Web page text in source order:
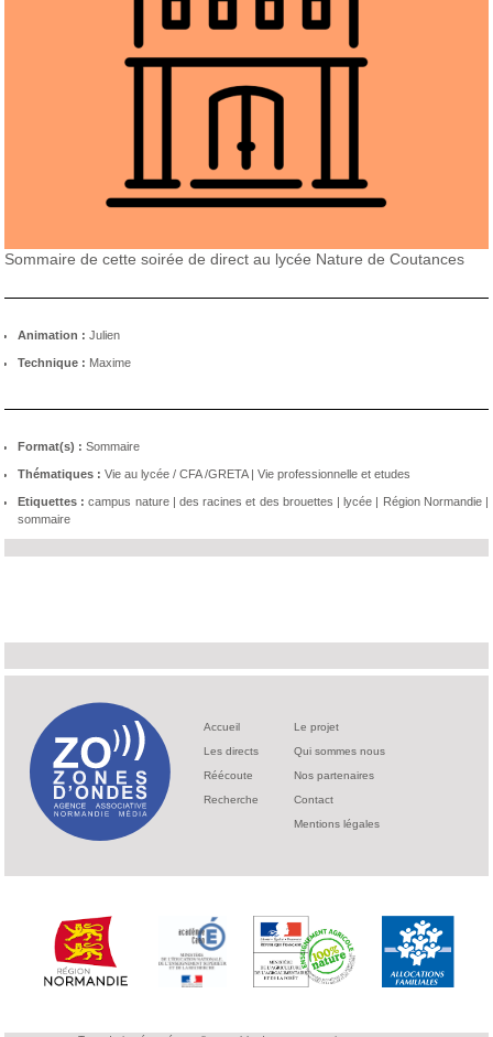
Sommaire de cette soirée de direct au lycée Nature de Coutances
Animation : Julien
Technique : Maxime
Format(s) : Sommaire
Thématiques : Vie au lycée / CFA /GRETA| Vie professionnelle et etudes
Etiquettes :campus nature|des racines et des brouettes |lycée | Région Normandie|
sommaire
Accueil
Les directs
Réécoute
Recherche
Le projet
Qui sommes nous
Nos partenaires
Contact
Mentions légales